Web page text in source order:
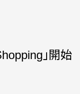
」開始